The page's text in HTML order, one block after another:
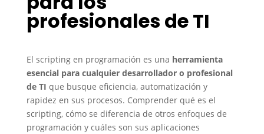
profesionales de TI
El scripting en programación es una herramienta
esencial para cualquier desarrollador o profesional
de TI que busque eficiencia, automatización y
rapidez en sus procesos. Comprender qué es el
scripting, cómo se diferencia de otros enfoques de
programación y cuáles son sus aplicaciones